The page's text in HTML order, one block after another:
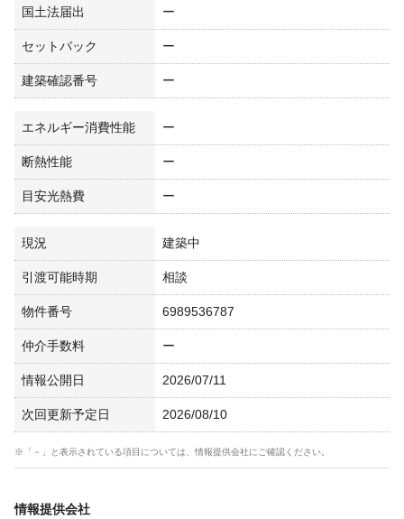
国土法届出 ー
セットバック ー
建築確認番号 ー
エネルギー消費性能 ー
断熱性能 ー
目安光熱費 ー
現況 建築中
引渡可能時期 相談
物件番号 6989536787
仲介手数料 ー
情報公開日 2026/07/11
次回更新予定日 2026/08/10
※「－」と表示されている項目については、情報提供会社にご確認ください。
情報提供会社